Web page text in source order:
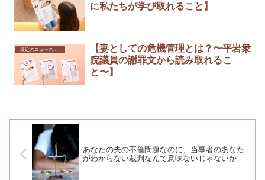
に私たちが学び取れること】
最近のニュースから
【妻としての危機管理とは？〜平岩衆
院議員の謝罪文から読み取れるこ
と〜】
あなたの夫の不倫問題なのに、当事者のあなた
がわからない裁判なんて意味ないじゃないか